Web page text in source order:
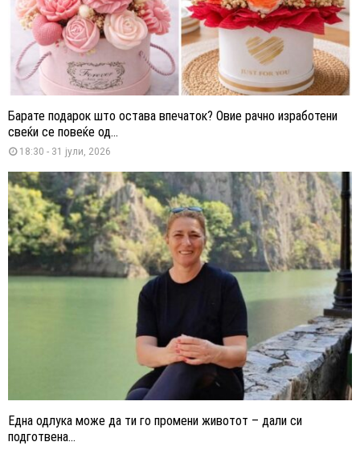
Барате подарок што остава впечаток? Овие рачно изработени
свеќи се повеќе од...
18:30 - 31 јули, 2026
Една одлука може да ти го промени животот – дали си
подготвена...